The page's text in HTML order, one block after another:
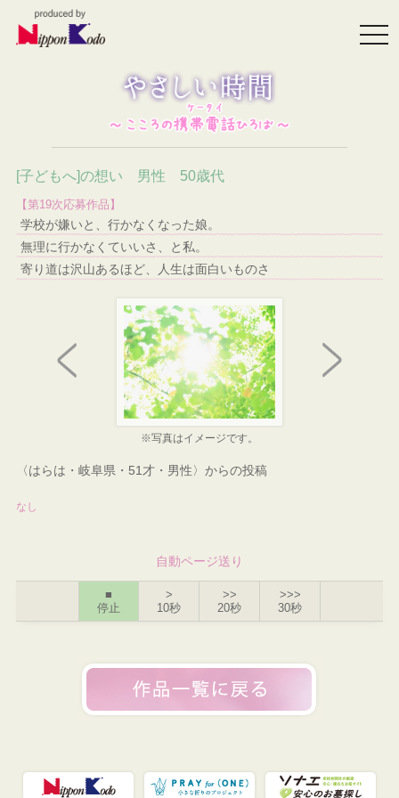
[子どもへ]の想い 男性 50歳代
【第19次応募作品】
学校が嫌いと、行かなくなった娘。
無理に行かなくていいさ、と私。
寄り道は沢山あるほど、人生は面白いものさ
※写真はイメージです。
〈はらは・岐阜県・51才・男性〉からの投稿
なし
自動ページ送り
■
停止
>
10秒
>>
20秒
>>>
30秒